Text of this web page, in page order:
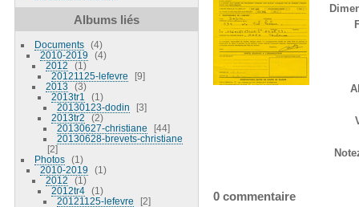
Albums liés
Documents
4
2010-2019
4
2012
1
20121125-lefevre
9
2013
3
2013tr1
1
20130123-dodin
3
2013tr2
2
20130627-christiane
44
20130628-brevets-christiane
2
Photos
1
2010-2019
1
2012
1
2012tr4
1
20121125-lefevre
2 0 commentaire